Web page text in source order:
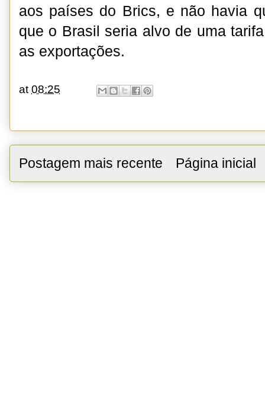
aos países do Brics, e não havia
que o Brasil seria alvo de uma
as exportações.
at08:25
Postagem mais recente Página inicial